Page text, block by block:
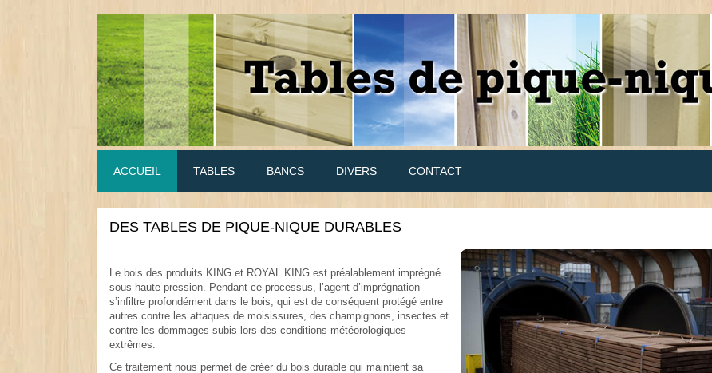
ACCUEIL TABLES BANCS DIVERS CONTACT
DES TABLES DE PIQUE-NIQUE DURABLES
Le bois des produits KING et ROYAL KING est préalablement imprégné
sous haute pression. Pendant ce processus, l’agent d’imprégnation
s’infiltre profondément dans le bois, qui est de conséquent protégé entre
autres contre les attaques de moisissures, des champignons, insectes et
contre les dommages subis lors des conditions météorologiques
extrêmes.
Ce traitement nous permet de créer du bois durable qui maintient sa